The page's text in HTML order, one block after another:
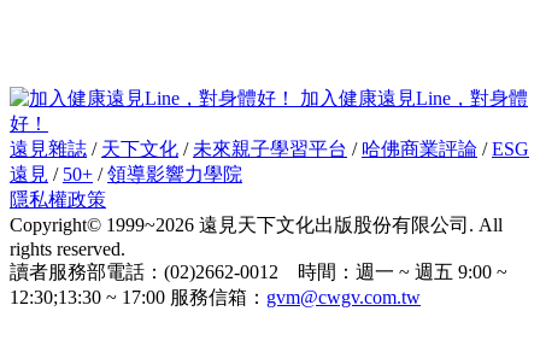
加入健康遠見Line，對身體
好！
遠見雜誌 / 天下文化 / 未來親子學習平台 / 哈佛商業評論 /ESG
遠見 / 50+ /領導影響力學院
隱私權政策
Copyright© 1999~2026 遠見天下文化出版股份有限公司. All
rights reserved.
讀者服務部電話：(02)2662-0012 時間：週一 ~ 週五 9:00 ~
12:30;13:30 ~ 17:00 服務信箱： gvm@cwgv.com.tw